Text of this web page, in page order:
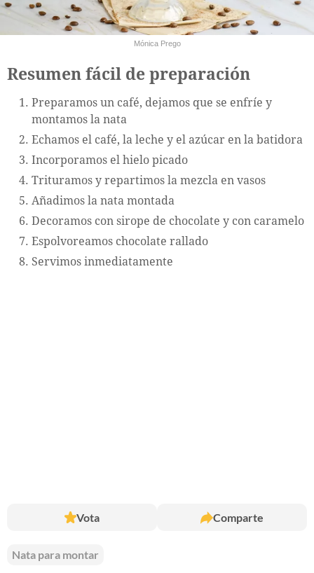
Mónica Prego
Resumen fácil de preparación
Preparamos un café, dejamos que se enfríe y
montamos la nata
Echamos el café, la leche y el azúcar en la batidora
Incorporamos el hielo picado
Trituramos y repartimos la mezcla en vasos
Añadimos la nata montada
Decoramos con sirope de chocolate y con caramelo
Espolvoreamos chocolate rallado
Servimos inmediatamente
Vota Comparte
Nata para montar